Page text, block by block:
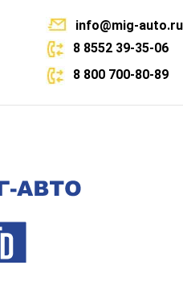
info@mig-auto.ru
8 8552 39-35-06
8 800 700-80-89